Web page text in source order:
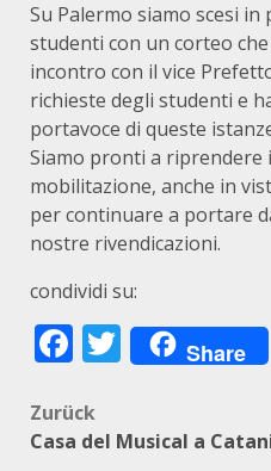
Su Palermo siamo scesi in
studenti con un corteo
incontro con il vice
richieste degli studenti e
portavoce di queste
Siamo pronti a riprendere
mobilitazione, anche in
per continuare a portare
nostre rivendicazioni.
condividi su:
Facebook
Twitter
Share
Zurück
Casa del Musical a